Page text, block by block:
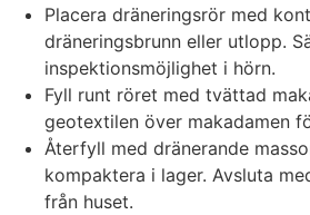
Placera dräneringsrör med
dräneringsbrunn eller utlopp.
inspektionsmöjlighet i hörn.
Fyll runt röret med tvättad
geotextilen över makadamen
Återfyll med dränerande
kompaktera i lager. Avsluta
från huset.